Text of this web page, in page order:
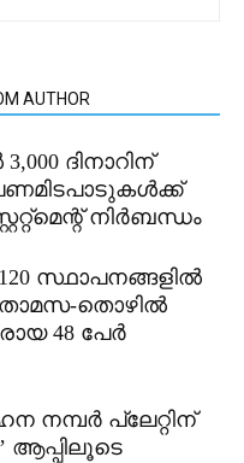
AUTHOR
ദിനാറിന്
നിർബന്ധം
സ്ഥാപനങ്ങളിൽ
തൊഴിൽ
48 പേർ
നമ്പർ പ്ലേറ്റിന്
ആപ്പിലൂടെ